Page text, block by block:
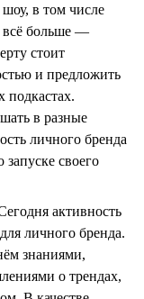
в том числе
всё больше —
стоит
и предложить
подкастах.
в разные
личного бренда
своего
активность
личного бренда.
знаниями,
о трендах,